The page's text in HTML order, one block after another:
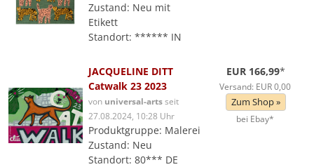
Zustand: Neu mit
Etikett
Standort: ****** IN
JACQUELINE DITT
Catwalk 23 2023
von universal-artsseit
27.08.2024, 10:28 Uhr
Produktgruppe: Malerei
Zustand: Neu
Standort: 80*** DE
EUR 166,99*
Versand: EUR 0,00
Zum Shop »
bei Ebay*